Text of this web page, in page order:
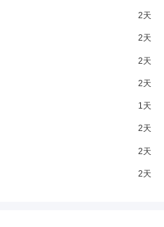
2天
2天
2天
2天
1天
2天
2天
2天